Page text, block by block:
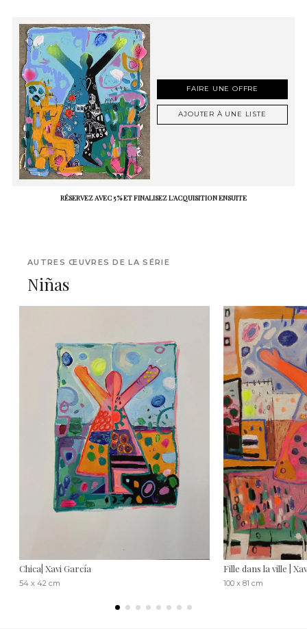
FAIRE UNE OFFRE
AJOUTER À UNE LISTE
RÉSERVEZ AVEC 5 % ET FINALISEZ L'ACQUISITION ENSUITE
AUTRES ŒUVRES DE LA SÉRIE
Niñas
Chica| Xavi García
54 x 42 cm
Fille dans la ville |
100 x 81 cm